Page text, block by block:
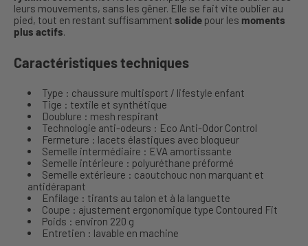
leurs mouvements, sans les gêner. Elle se fait vite oublier au
pied, tout en restant suffisamment solide pour les moments
plus actifs.
Caractéristiques techniques
Type : chaussure multisport / lifestyle enfant
Tige : textile et synthétique
Doublure : mesh respirant
Technologie anti-odeurs : Eco Anti-Odor Control
Fermeture : lacets élastiques avec bloqueur
Semelle intermédiaire : EVA amortissante
Semelle intérieure : polyuréthane préformé
Semelle extérieure : caoutchouc non marquant et
antidérapant
Enfilage : tirants au talon et à la languette
Coupe : ajustement ergonomique type Contoured Fit
Poids : environ 220 g
Entretien : lavable en machine